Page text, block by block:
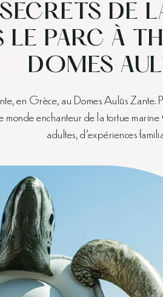
DE
LE PARC À
DOMES
en Grèce, au Domes Aulūs
monde enchanteur de la tortue
adultes, d’expériences